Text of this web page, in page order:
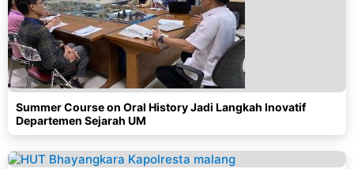
Summer Course on Oral History Jadi Langkah Inovatif
Departemen Sejarah UM